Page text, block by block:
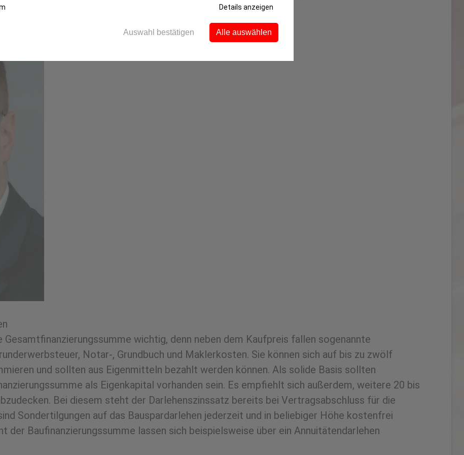
wichtig, denn neben dem Kaufpreis fallen sogenannte
Notar-, Grundbuch und Maklerkosten. Sie können sich auf bis zu zwölf
und sollten aus Eigenmitteln bezahlt werden können. Als solide Basis sollten
als Eigenkapital vorhanden sein. Es empfiehlt sich außerdem, weitere 20 bis
Bei diesem steht der Darlehenszinssatz bereits bei Vertragsabschluss für die
Sondertilgungen auf das Bauspardarlehen jederzeit und in beliebiger Höhe kostenfrei
der Baufinanzierungssumme lassen sich beispielsweise über ein Annuitätendarlehen
Details anzeigen
Auswahl bestätigen Alle auswählen